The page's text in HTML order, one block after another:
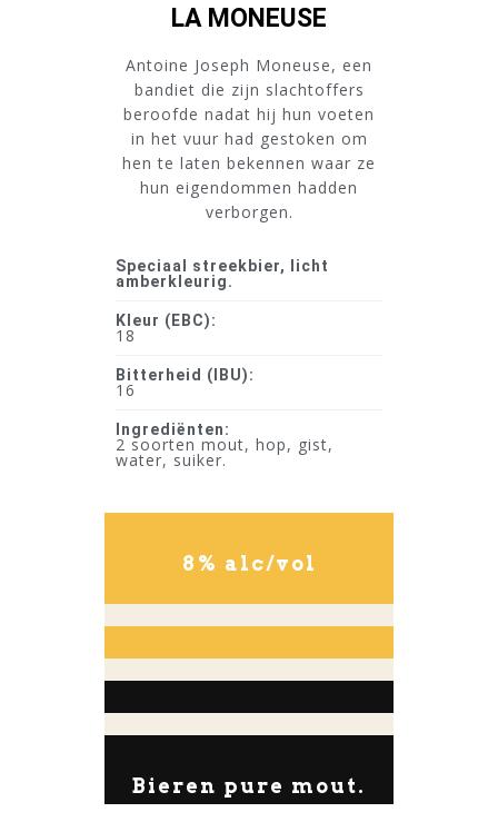
LA MONEUSE
Antoine Joseph Moneuse, een
bandiet die zijn slachtoffers
beroofde nadat hij hun voeten
in het vuur had gestoken om
hen te laten bekennen waar ze
hun eigendommen hadden
verborgen.
Speciaal streekbier, licht
amberkleurig.
Kleur (EBC):
18
Bitterheid (IBU):
16
Ingrediënten:
2 soorten mout, hop, gist,
water, suiker.
8% alc/vol
Bieren pure mout.